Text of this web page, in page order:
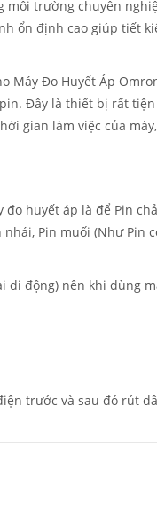
môi trường chuyên
ổn định cao giúp tiết
Máy Đo Huyết Áp
Đây là thiết bị rất
gian làm việc của
huyết áp là để Pin
Pin muối (Như Pin
động) nên khi dùng
trước và sau đó rút